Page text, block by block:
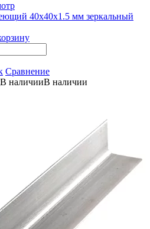
40х40х1.5 мм зеркальный
Сравнение
В наличии